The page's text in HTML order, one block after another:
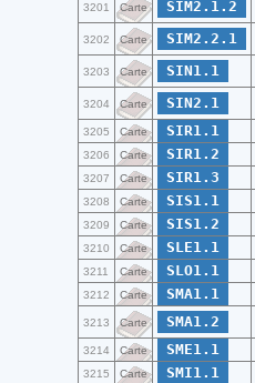
3201 Carte SIM2.1.2
3202 Carte SIM2.2.1
3203 Carte SIN1.1
3204 Carte SIN2.1
3205 Carte SIR1.1
3206 Carte SIR1.2
3207 Carte SIR1.3
3208 Carte SIS1.1
3209 Carte SIS1.2
3210 Carte SLE1.1
3211 Carte SLO1.1
3212 Carte SMA1.1
3213 Carte SMA1.2
3214 Carte SME1.1
3215 Carte SMI1.1